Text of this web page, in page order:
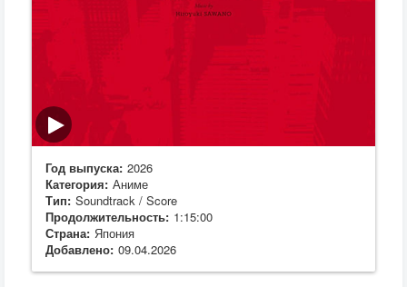
Год выпуска: 2026
Категория: Аниме
Тип: Soundtrack / Score
Продолжительность: 1:15:00
Страна: Япония
Добавлено: 09.04.2026